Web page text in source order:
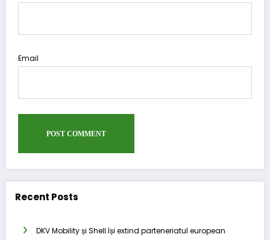
Email
Recent Posts
DKV Mobility și Shell își extind parteneriatul european